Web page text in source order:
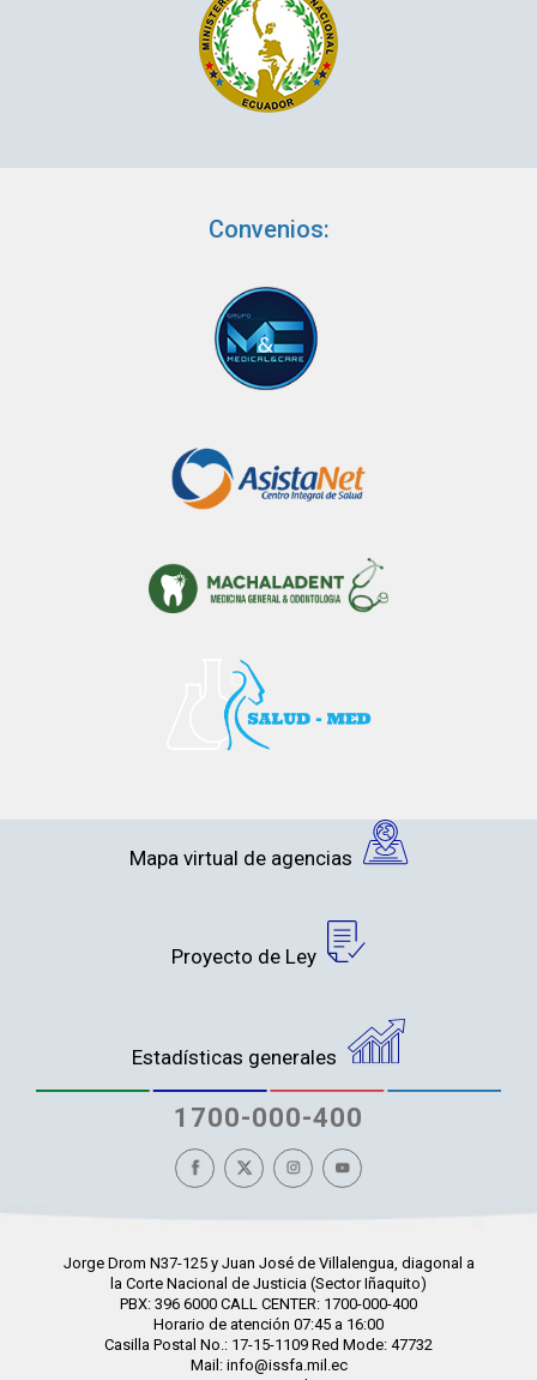
Convenios:
Mapa virtual de agencias
Proyecto de Ley
Estadísticas generales
1700-000-400
Jorge Drom N37-125 y Juan José de Villalengua, diagonal a
la Corte Nacional de Justicia (Sector Iñaquito)
PBX: 396 6000 CALL CENTER: 1700-000-400
Horario de atención 07:45 a 16:00
Casilla Postal No.: 17-15-1109 Red Mode: 47732
Mail: info@issfa.mil.ec